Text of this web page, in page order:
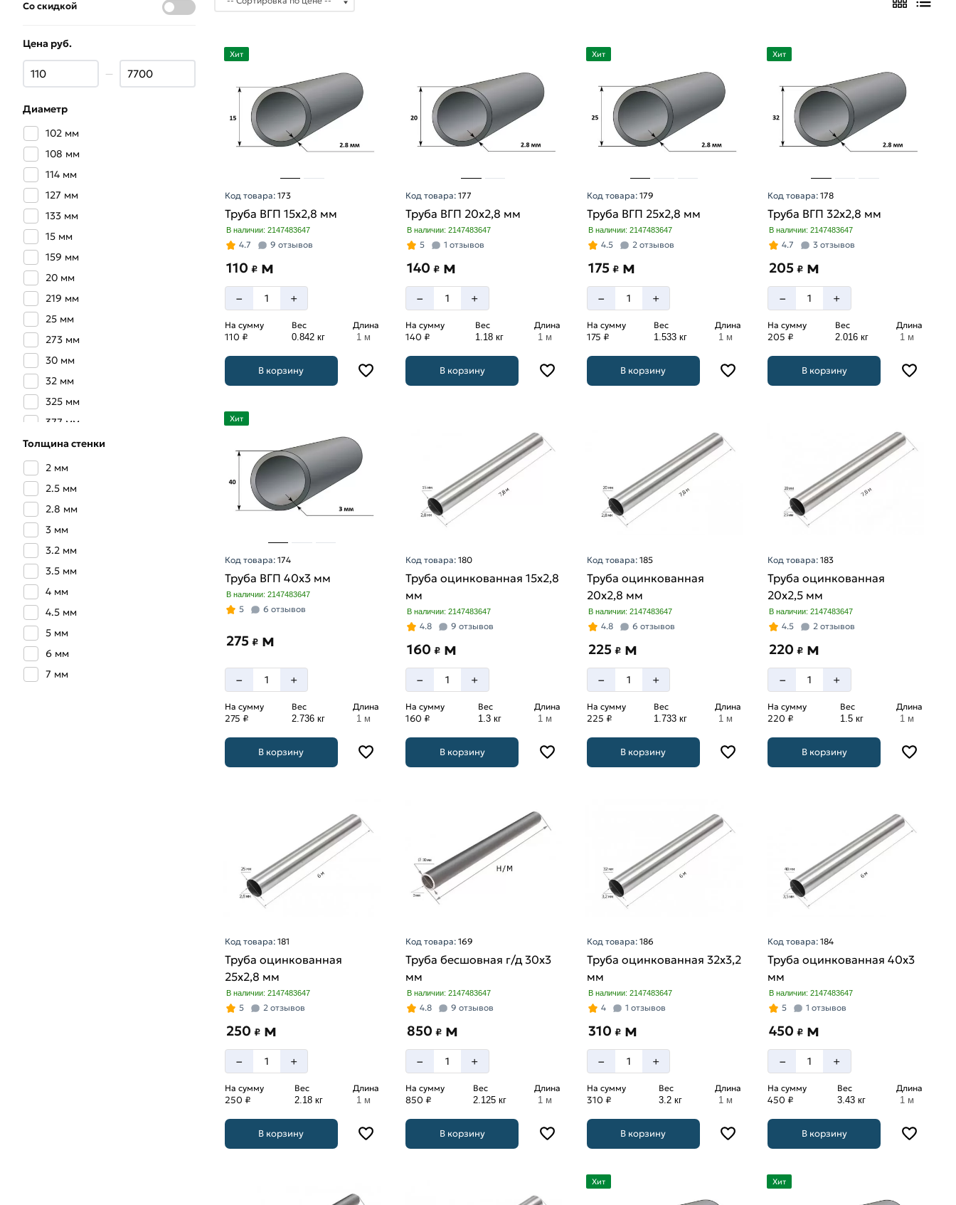
Со скидкой
Цена руб.
—
Диаметр
102 мм
108 мм
114 мм
127 мм
133 мм
15 мм
159 мм
20 мм
219 мм
25 мм
273 мм
30 мм
32 мм
325 мм
377 мм
40 мм
426 мм
50 мм
57 мм
65 мм
76 мм
89 мм
Толщина стенки
2 мм
2.5 мм
2.8 мм
3 мм
3.2 мм
3.5 мм
4 мм
4.5 мм
5 мм
6 мм
7 мм
Хит
Код товара: 173
Труба ВГП 15х2,8 мм
В наличии: 2147483647
4.7 9 отзывов
110 ₽ м
– +
На сумму
110 ₽
Вес
0.842 кг
Длина
1 м
В корзину
Код товара:177
Труба ВГП 20х2,8 мм
В наличии: 2147483647
5 1 отзывов
140₽ м
– +
На сумму
140 ₽
Вес
1.18 кг
Длина
1 м
В корзину
Хит
Код товара: 179
Труба ВГП 25х2,8 мм
В наличии: 2147483647
4.5 2 отзывов
175 ₽ м
– +
На сумму
175 ₽
Вес
1.533 кг
Длина
1 м
В корзину
Хит
Код товара:178
Труба ВГП 32х2,8 мм
В наличии: 2147483647
4.7 3 отзывов
205₽ м
– +
На сумму
205 ₽
Вес
2.016 кг
Длина
1 м
В корзину
Хит
Код товара: 174
Труба ВГП 40х3 мм
В наличии: 2147483647
5 6 отзывов
275 ₽ м
– +
На сумму
275 ₽
Вес
2.736 кг
Длина
1 м
В корзину
Код товара:180
Труба оцинкованная 15х2,8
мм
В наличии: 2147483647
4.8 9 отзывов
160₽ м
– +
На сумму
160 ₽
Вес
1.3 кг
Длина
1 м
В корзину
Код товара: 185
Труба оцинкованная
20х2,8 мм
В наличии: 2147483647
4.8 6 отзывов
225 ₽ м
– +
На сумму
225 ₽
Вес
1.733 кг
Длина
1 м
В корзину
Код товара:183
Труба оцинкованная
20х2,5 мм
В наличии: 2147483647
4.5 2 отзывов
220₽ м
– +
На сумму
220 ₽
Вес
1.5 кг
Длина
1 м
В корзину
Код товара: 181
Труба оцинкованная
25х2,8 мм
В наличии: 2147483647
5 2 отзывов
250 ₽ м
– +
На сумму
250 ₽
Вес
2.18 кг
Длина
1 м
В корзину
Код товара:169
Труба бесшовная г/д 30х3
мм
В наличии: 2147483647
4.8 9 отзывов
850₽ м
– +
На сумму
850 ₽
Вес
2.125 кг
Длина
1 м
В корзину
Код товара: 186
Труба оцинкованная 32х3,2
мм
В наличии: 2147483647
4 1 отзывов
310 ₽ м
– +
На сумму
310 ₽
Вес
3.2 кг
Длина
1 м
В корзину
Код товара:184
Труба оцинкованная 40х3
мм
В наличии: 2147483647
5 1 отзывов
450₽ м
– +
На сумму
450 ₽
Вес
3.43 кг
Длина
1 м
В корзину
Хит Хит